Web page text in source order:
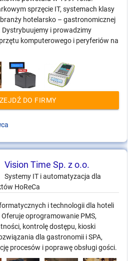
sprzęcie IT, systemach klasy
hotelarsko – gastronomicznej
Dystrybuujemy i prowadzimy
komputerowego i peryferiów na
DO FIRMY
Vision Time Sp. z o.o.
Systemy IT i automatyzacja dla
HoReCa
i technologii dla hoteli
oprogramowanie PMS,
kontrolę dostępu, kioski
dla gastronomii i SPA,
procesów i poprawę obsługi gości.